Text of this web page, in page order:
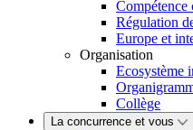
Compétence
Régulation
Europe et
Organisation
Ecosystème
Collège
La concurrence et vous